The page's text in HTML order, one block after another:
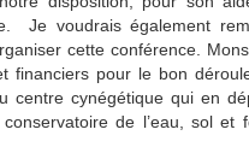
Je voudrais également
cette conférence.
financiers pour le bon
centre cynégétique qui en
de l’eau, sol